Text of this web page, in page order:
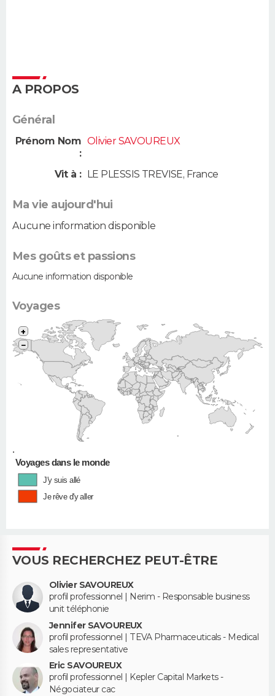
A PROPOS
Général
Prénom Nom
:
Olivier SAVOUREUX
Vit à : LE PLESSIS TREVISE, France
Ma vie aujourd'hui
Aucune information disponible
Mes goûts et passions
Aucune information disponible
Voyages
•
+
−
Voyages dans le monde
J'y suis allé
Je rêve d'y aller
VOUS RECHERCHEZ PEUT-ÊTRE
Olivier SAVOUREUX
profil professionnel | Nerim - Responsable business
unit téléphonie
Jennifer SAVOUREUX
profil professionnel | TEVA Pharmaceuticals - Medical
sales representative
Eric SAVOUREUX
profil professionnel | Kepler Capital Markets -
Négociateur cac